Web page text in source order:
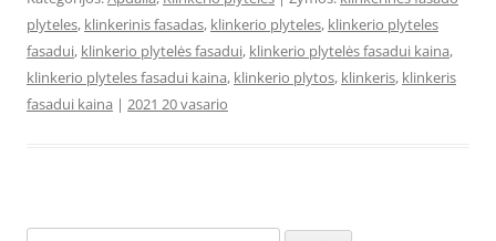
plyteles, klinkerinis fasadas, klinkerio plyteles, klinkerio plyteles
fasadui, klinkerio plytelės fasadui, klinkerio plytelės fasadui kaina,
klinkerio plyteles fasadui kaina, klinkerio plytos, klinkeris, klinkeris
fasadui kaina | 2021 20 vasario